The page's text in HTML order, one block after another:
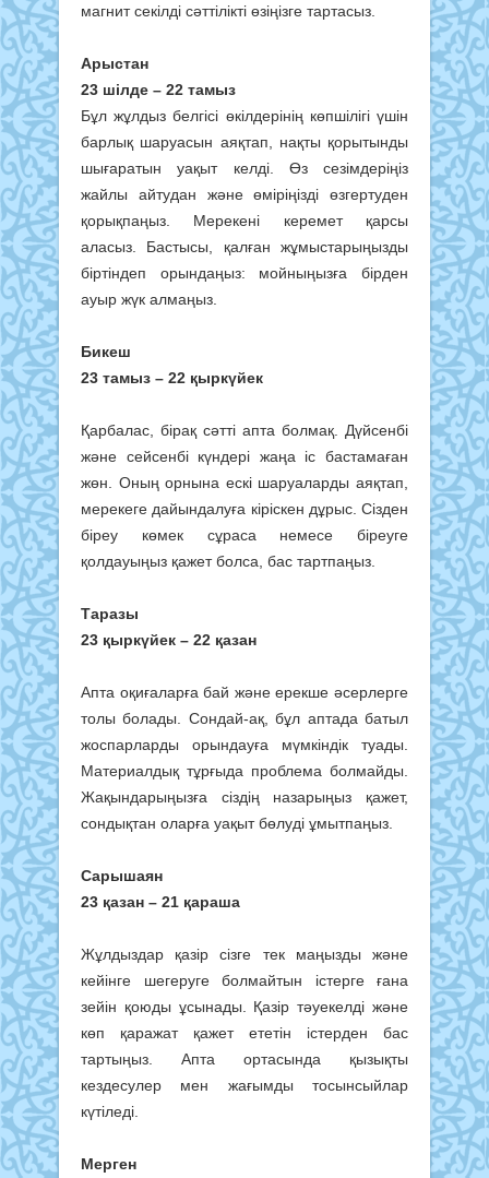
магнит секілді сәттілікті өзіңізге тартасыз.
Арыстан
23 шілде – 22 тамыз
Бұл жұлдыз белгісі өкілдерінің көпшілігі үшін
барлық шаруасын аяқтап, нақты қорытынды
шығаратын уақыт келді. Өз сезімдеріңіз
жайлы айтудан және өміріңізді өзгертуден
қорықпаңыз. Мерекені керемет қарсы
аласыз. Бастысы, қалған жұмыстарыңызды
біртіндеп орындаңыз: мойныңызға бірден
ауыр жүк алмаңыз.
Бикеш
23 тамыз – 22 қыркүйек
Қарбалас, бірақ сәтті апта болмақ. Дүйсенбі
және сейсенбі күндері жаңа іс бастамаған
жөн. Оның орнына ескі шаруаларды аяқтап,
мерекеге дайындалуға кіріскен дұрыс. Сізден
біреу көмек сұраса немесе біреуге
қолдауыңыз қажет болса, бас тартпаңыз.
Таразы
23 қыркүйек – 22 қазан
Апта оқиғаларға бай және ерекше әсерлерге
толы болады. Сондай-ақ, бұл аптада батыл
жоспарларды орындауға мүмкіндік туады.
Материалдық тұрғыда проблема болмайды.
Жақындарыңызға сіздің назарыңыз қажет,
сондықтан оларға уақыт бөлуді ұмытпаңыз.
Сарышаян
23 қазан – 21 қараша
Жұлдыздар қазір сізге тек маңызды және
кейінге шегеруге болмайтын істерге ғана
зейін қоюды ұсынады. Қазір тәуекелді және
көп қаражат қажет ететін істерден бас
тартыңыз. Апта ортасында қызықты
кездесулер мен жағымды тосынсыйлар
күтіледі.
Мерген